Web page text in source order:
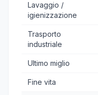
Lavaggio /
igienizzazione
Trasporto
industriale
Ultimo miglio
Fine vita